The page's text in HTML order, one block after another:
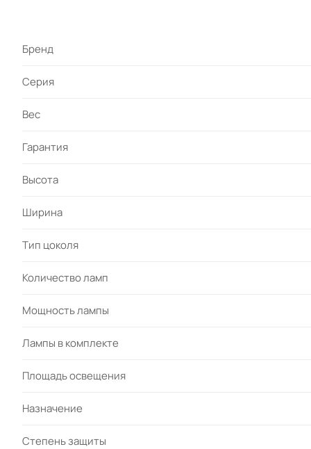
Бренд
Серия
Вес
Гарантия
Высота
Ширина
Тип цоколя
Количество ламп
Мощность лампы
Лампы в комплекте
Площадь освещения
Назначение
Степень защиты